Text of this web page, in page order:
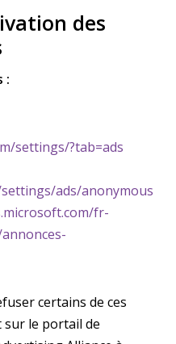
des
:
settings/?tab=ads
ads/anonymous
fr-
certains de ces
sur le portail de